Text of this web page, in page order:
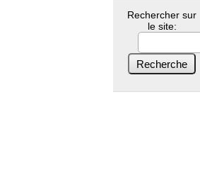
Rechercher sur
le site: